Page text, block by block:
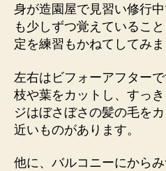
の
身が造園屋で見習い修行
も少しずつ覚えているこ
定を練習もかねてしてみま
左右はビフォーアフター
枝や葉をカットし、すっ
ジはぼさぼさの髪の毛を
近いものがあります。
他に、バルコニーにから